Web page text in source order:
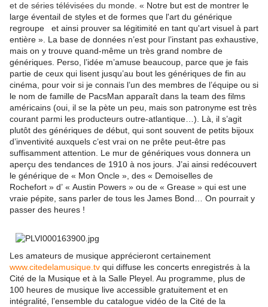
et de séries télévisées du monde. « Notre but est de montrer le
large éventail de styles et de formes que l'art du générique
regroupe et ainsi prouver sa légitimité en tant qu'art visuel à part
entière ». La base de données n’est pour l’instant pas exhaustive,
mais on y trouve quand-même un très grand nombre de
génériques. Perso, l’idée m’amuse beaucoup, parce que je fais
partie de ceux qui lisent jusqu’au bout les génériques de fin au
cinéma, pour voir si je connais l’un des membres de l’équipe ou si
le nom de famille de PacsMan apparaît dans la team des films
américains (oui, il se la pète un peu, mais son patronyme est très
courant parmi les producteurs outre-atlantique…). Là, il s’agit
plutôt des génériques de début, qui sont souvent de petits bijoux
d’inventivité auxquels c’est vrai on ne prête peut-être pas
suffisamment attention. Le mur de génériques vous donnera un
aperçu des tendances de 1910 à nos jours. J’ai ainsi redécouvert
le générique de « Mon Oncle », des « Demoiselles de
Rochefort » d’ « Austin Powers » ou de « Grease » qui est une
vraie pépite, sans parler de tous les James Bond… On pourrait y
passer des heures !
Les amateurs de musique apprécieront certainement
www.citedelamusique.tv qui diffuse les concerts enregistrés à la
Cité de la Musique et à la Salle Pleyel. Au programme, plus de
100 heures de musique live accessible gratuitement et en
intégralité, l’ensemble du catalogue vidéo de la Cité de la